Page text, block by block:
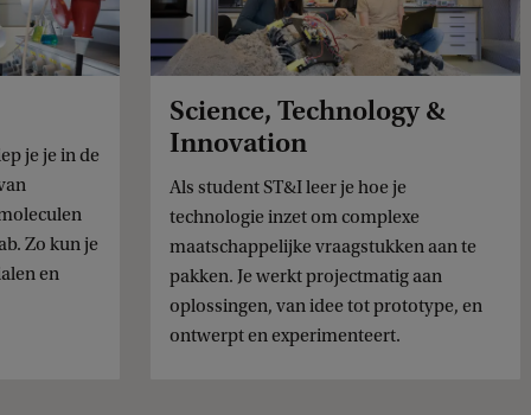
je je in de
Zo kun je
en
Science, Technology &
Innovation
Als student ST&I leer je hoe je
technologie inzet om complexe
maatschappelijke vraagstukken aan te
pakken. Je werkt projectmatig aan
oplossingen, van idee tot prototype, en
ontwerpt en experimenteert.